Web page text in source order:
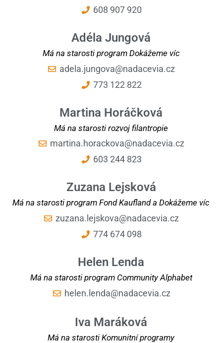
608 907 920
Adéla Jungová
Má na starosti program Dokážeme víc
adela.jungova@nadacevia.cz
773 122 822
Martina Horáčková
Má na starosti rozvoj filantropie
martina.horackova@nadacevia.cz
603 244 823
Zuzana Lejsková
Má na starosti program Fond Kaufland a Dokážeme víc
zuzana.lejskova@nadacevia.cz
774 674 098
Helen Lenda
Má na starosti program Community Alphabet
helen.lenda@nadacevia.cz
Iva Maráková
Má na starosti Komunitní programy